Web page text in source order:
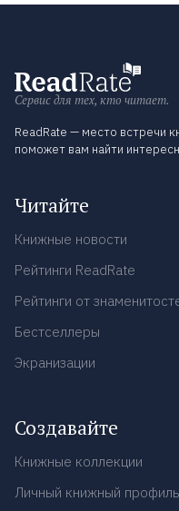
Сервис для тех, кто читает.
ReadRate — место встречи
поможет вам найти
Читайте
Книжные новости
Рейтинги ReadRate
Рейтинги от
Бестселлеры
Экранизации
Создавайте
Книжные коллекции
Личный книжный профиль